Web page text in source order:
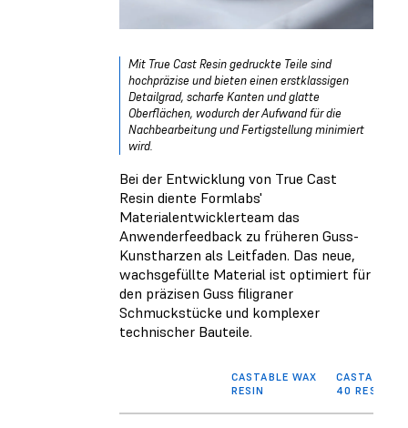
Mit True Cast Resin gedruckte Teile sind
hochpräzise und bieten einen erstklassigen
Detailgrad, scharfe Kanten und glatte
Oberflächen, wodurch der Aufwand für die
Nachbearbeitung und Fertigstellung minimiert
wird.
Bei der Entwicklung von True Cast
Resin diente Formlabs'
Materialentwicklerteam das
Anwenderfeedback zu früheren Guss-
Kunstharzen als Leitfaden. Das neue,
wachsgefüllte Material ist optimiert für
den präzisen Guss filigraner
Schmuckstücke und komplexer
technischer Bauteile.
CASTABLE WAX
RESIN
CASTABLE
40 RESIN